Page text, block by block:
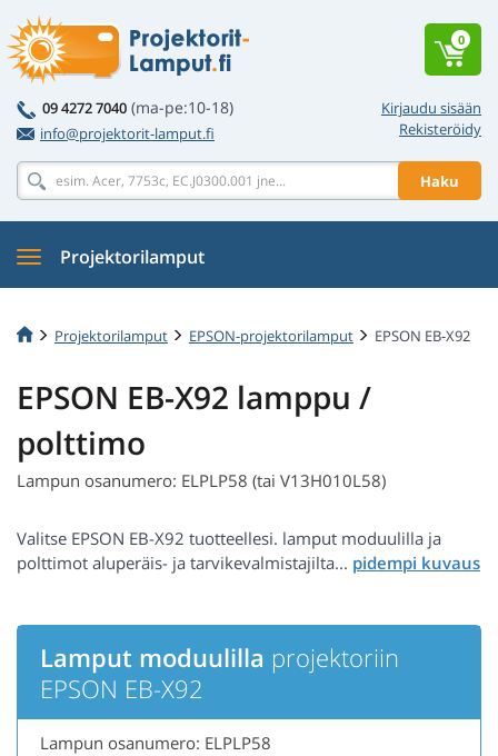
Kirjaudu sisään
Rekisteröidy
09 4272 7040 (ma-pe:10-18)
info@projektorit-lamput.fi
Haku
0
Projektorilamput
Projektorilamput EPSON-projektorilamput EPSON EB-X92
EPSON EB-X92 lamppu /
polttimo
Lampun osanumero: ELPLP58 (tai V13H010L58)
Valitse EPSON EB-X92 tuotteellesi. lamput moduulilla ja
polttimot aluperäis- ja tarvikevalmistajilta...
Lamput moduulilla projektoriin
EPSON EB-X92
Lampun osanumero: ELPLP58